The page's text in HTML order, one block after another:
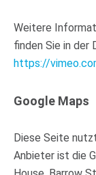
Weitere
finden Sie in der
https://
Google Maps
Diese Seite
Anbieter ist die